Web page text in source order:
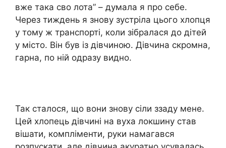
вже така сво лота” – думала я про себе.
Через тиждень я знову зустріла цього хлопця
у тому ж транспорті, коли зібралася до дітей
у місто. Він був із дівчиною. Дівчина скромна,
гарна, по ній одразу видно.
Так сталося, що вони знову сіли ззаду мене.
Цей хлопець дівчині на вуха локшину став
вішати, компліменти, руки намагався